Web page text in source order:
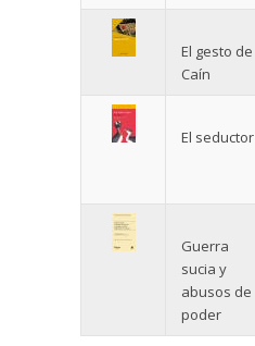
El gesto de
Caín
El seductor
Guerra
sucia y
abusos de
poder